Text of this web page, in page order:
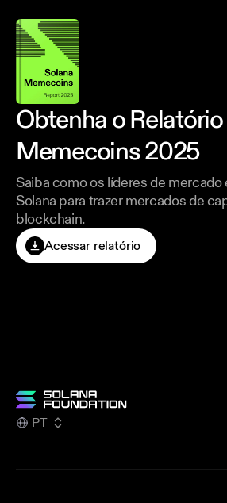
Obtenha o
Memecoins 2025
Saiba como os líderes de mercado
Solana para trazer mercados de
blockchain.
Acessar relatório
PT